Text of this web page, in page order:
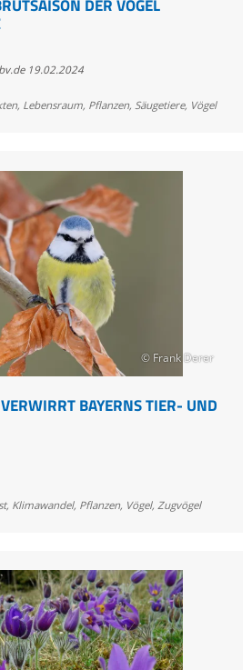
DER VÖGEL
19.02.2024
, Lebensraum, Pflanzen, Säugetiere, Vögel
© Frank Derer
BAYERNS TIER- UND
, Klimawandel, Pflanzen, Vögel, Zugvögel